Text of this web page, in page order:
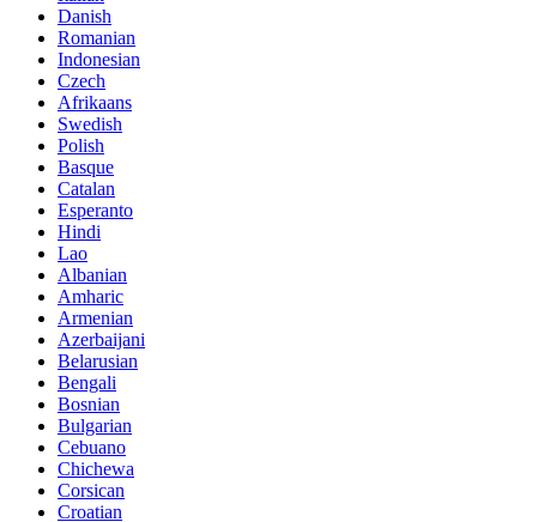
Danish
Romanian
Indonesian
Czech
Afrikaans
Swedish
Polish
Basque
Catalan
Esperanto
Hindi
Lao
Albanian
Amharic
Armenian
Azerbaijani
Belarusian
Bengali
Bosnian
Bulgarian
Cebuano
Chichewa
Corsican
Croatian